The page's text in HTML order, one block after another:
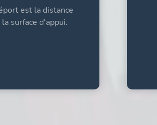
est la distance
surface d'appui.